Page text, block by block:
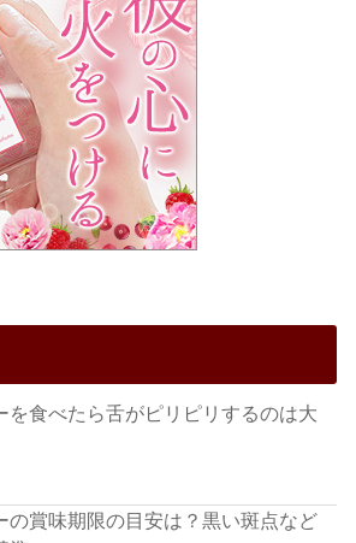
を食べたら舌がピリピリするのは大
の賞味期限の目安は？黒い斑点など